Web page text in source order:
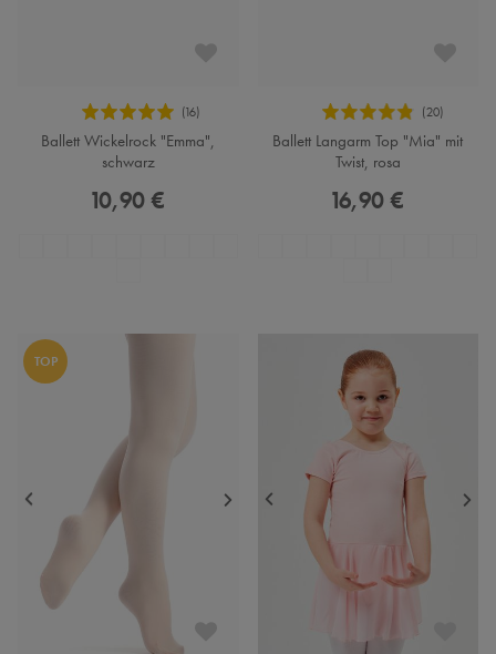
Ballett Wickelrock "Emma",
schwarz
10,90 €
Ballett Langarm Top "Mia" mit
Twist, rosa
16,90 €
TOP